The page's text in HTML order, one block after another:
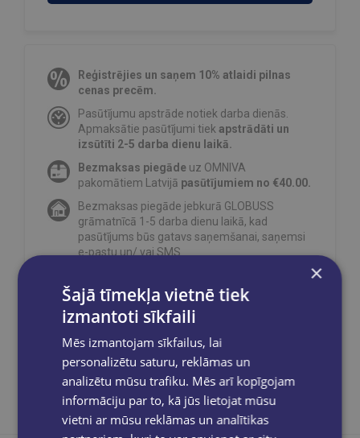
Reģistrējies un saņem 10% atlaidi pilnas
cenas precēm.
Pasūtījumu apstrāde notiek darba dienās.
Apmaksātie pasūtījumi tiek apstrādāti un
izsūtīti 2-5 darba dienu laikā.
Bezmaksas piegāde uz OMNIVA
pakomātiem Latvijā pasūtījumiem no €40.00.
Bezmaksas piegāde jebkurā GLOBUSS
grāmatnīcā 1-5 darba dienu laikā, kad
pasūtījums būs gatavs saņemšanai, saņemsi
e-pastu un/ vai SMS.
Dalies sociālajos tīklos:
×
Šajā tīmekļa vietnē tiek
izmantoti sīkfaili
Mēs izmantojam sīkfailus, lai
personalizētu saturu, reklāmas un
analizētu mūsu trafiku. Mēs arī kopīgojam
informāciju par to, kā jūs lietojat mūsu
vietni ar mūsu reklāmas un analītikas